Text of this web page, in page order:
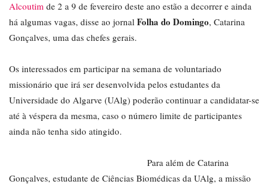
Alcoutim de 2 a 9 de fevereiro deste ano estão a decorrer e ainda
há algumas vagas, disse ao jornal Folha do Domingo, Catarina
Gonçalves, uma das chefes gerais.
Os interessados em participar na semana de voluntariado
missionário que irá ser desenvolvida pelos estudantes da
Universidade do Algarve (UAlg) poderão continuar a candidatar-se
até à véspera da mesma, caso o número limite de participantes
ainda não tenha sido atingido.
Para além de Catarina
Gonçalves, estudante de Ciências Biomédicas da UAlg, a missão